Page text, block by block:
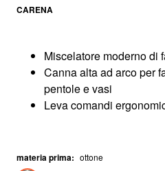
CARENA
Miscelatore moderno di
Canna alta ad arco per
pentole e vasi
Leva comandi
materia prima: ottone